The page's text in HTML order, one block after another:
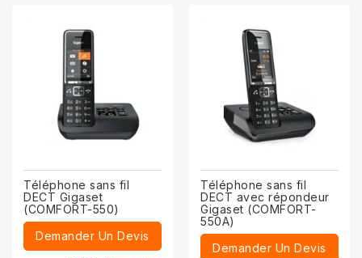
Téléphone sans fil
DECT Gigaset
(COMFORT-550)
Demander Un Devis
Téléphone sans fil
DECT avec répondeur
Gigaset (COMFORT-
550A)
Demander Un Devis